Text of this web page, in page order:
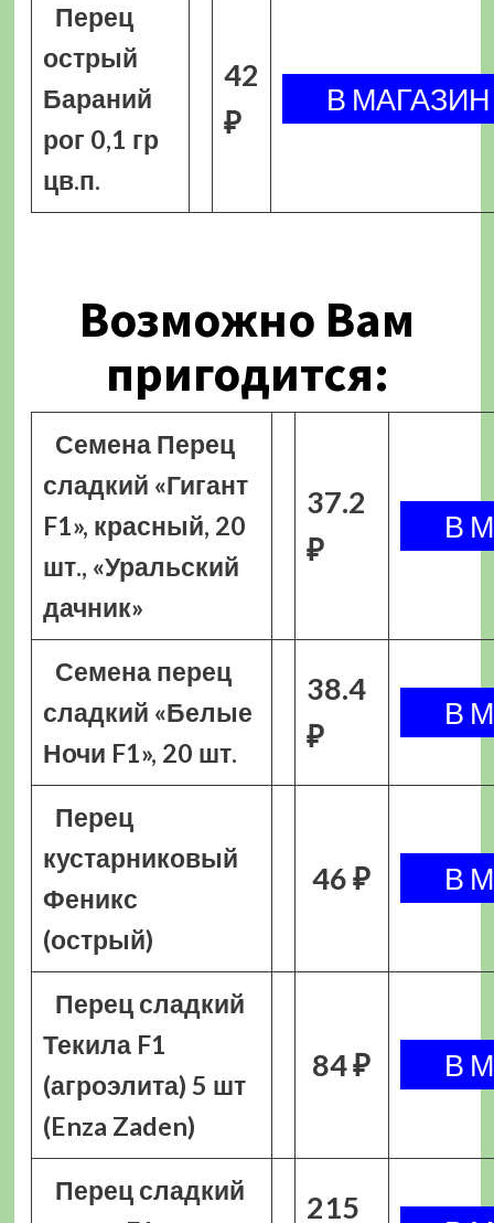
Перец
острый
Бараний
рог 0,1 гр
цв.п.
42
₽
Возможно Вам
пригодится:
Семена Перец
сладкий «Гигант
F1», красный, 20
шт., «Уральский
дачник»
37.2
₽
Семена перец
сладкий «Белые
Ночи F1», 20 шт.
38.4
₽
Перец
кустарниковый
Феникс
(острый)
46 ₽
Перец сладкий
Текила F1
(агроэлита) 5 шт
(Enza Zaden)
84 ₽
Перец сладкий
215